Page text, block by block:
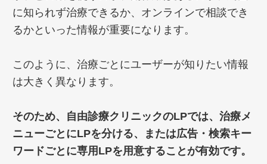
に知られず治療できるか、オンラインで相談でき
るかといった情報が重要になります。
このように、治療ごとにユーザーが知りたい情報
は大きく異なります。
そのため、自由診療クリニックのLPでは、治療メ
ニューごとにLPを分ける、または広告・検索キー
ワードごとに専用LPを用意することが有効です。